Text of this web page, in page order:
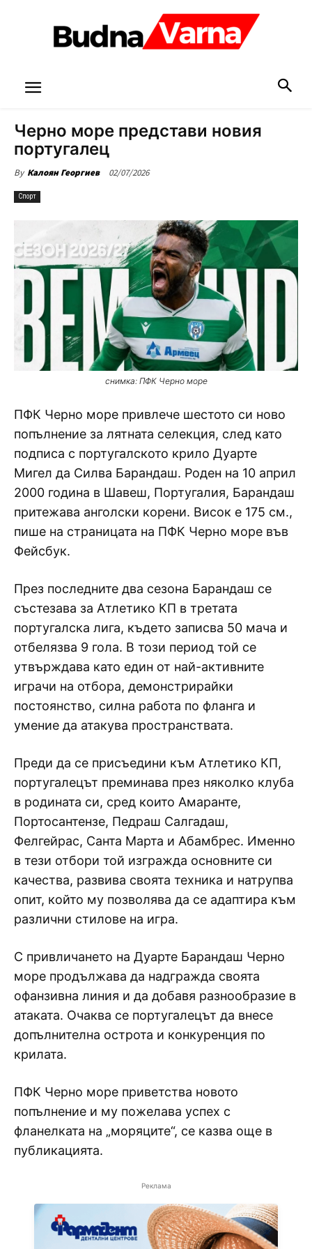
Черно море представи новия
португалец
By Калоян Георгиев 02/07/2026
Спорт
снимка: ПФК Черно море
ПФК Черно море привлече шестото си ново
попълнение за лятната селекция, след като
подписа с португалското крило Дуарте
Мигел да Силва Барандаш. Роден на 10 април
2000 година в Шавеш, Португалия, Барандаш
притежава анголски корени. Висок е 175 см.,
пише на страницата на ПФК Черно море във
Фейсбук.
През последните два сезона Барандаш се
състезава за Атлетико КП в третата
португалска лига, където записва 50 мача и
отбелязва 9 гола. В този период той се
утвърждава като един от най-активните
играчи на отбора, демонстрирайки
постоянство, силна работа по фланга и
умение да атакува пространствата.
Преди да се присъедини към Атлетико КП,
португалецът преминава през няколко клуба
в родината си, сред които Амаранте,
Портосантензе, Педраш Салгадаш,
Фелгейрас, Санта Марта и Абамбрес. Именно
в тези отбори той изгражда основните си
качества, развива своята техника и натрупва
опит, който му позволява да се адаптира към
различни стилове на игра.
С привличането на Дуарте Барандаш Черно
море продължава да надгражда своята
офанзивна линия и да добавя разнообразие в
атаката. Очаква се португалецът да внесе
допълнителна острота и конкуренция по
крилата.
ПФК Черно море приветства новото
попълнение и му пожелава успех с
фланелката на „моряците“, се казва още в
публикацията.
Реклама